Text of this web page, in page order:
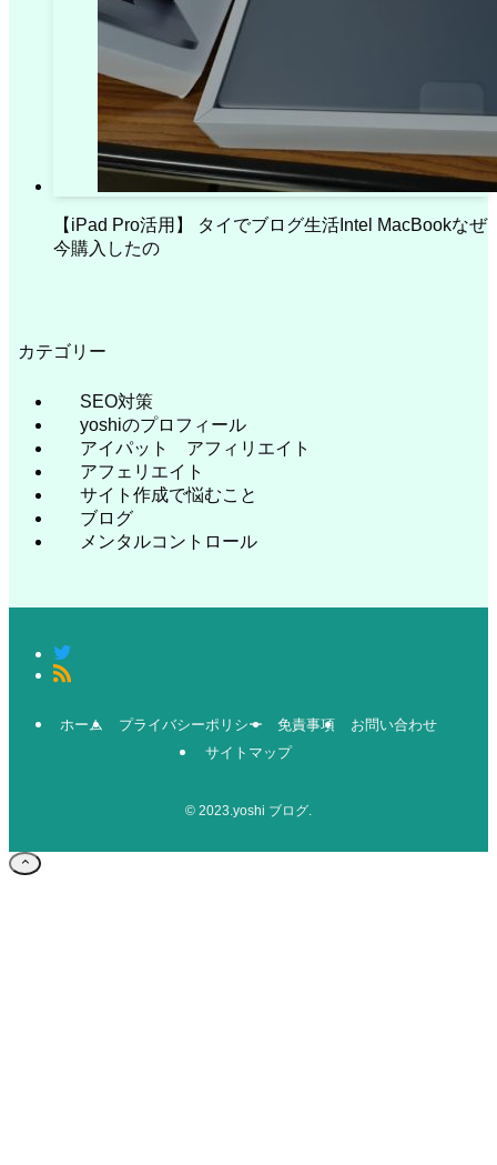
【iPad Pro活用】 タイでブログ生活Intel MacBookなぜ
今購入したの
カテゴリー
SEO対策
yoshiのプロフィール
アイパット アフィリエイト
アフェリエイト
サイト作成で悩むこと
ブログ
メンタルコントロール
ホーム プライバシーポリシー 免責事項
お問い合わせ
サイトマップ
© 2023.yoshi ブログ.